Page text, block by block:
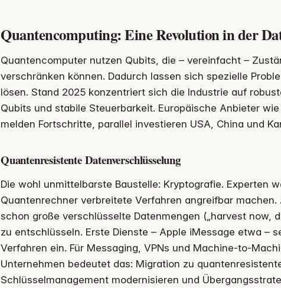
Quantencomputing: Eine Revolution in der
Quantencomputer nutzen Qubits, die – vereinfacht –
verschränken können. Dadurch lassen sich spezielle
lösen. Stand 2025 konzentriert sich die Industrie auf
Qubits und stabile Steuerbarkeit. Europäische Anbieter
melden Fortschritte, parallel investieren USA, China und
Quantenresistente Datenverschlüsselung
Die wohl unmittelbarste Baustelle: Kryptografie. Experten
Quantenrechner verbreitete Verfahren angreifbar
schon große verschlüsselte Datenmengen („harvest now,
zu entschlüsseln. Erste Dienste – Apple iMessage etwa –
Verfahren ein. Für Messaging, VPNs und Machine-to-
Unternehmen bedeutet das: Migration zu
Schlüsselmanagement modernisieren und